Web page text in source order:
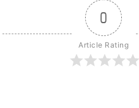
0
Article Rating